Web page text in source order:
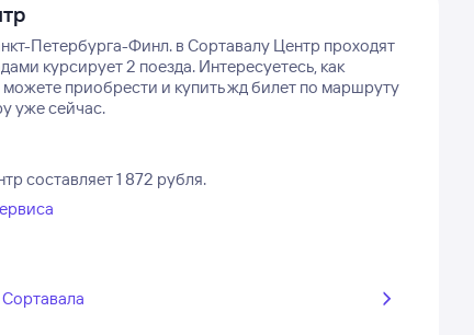
Петербурга-Финл. в Сортавалу Центр проходят
курсирует 2 поезда. Интересуетесь, как
приобрести и купить жд билет по маршруту
уже сейчас.
составляет 1 872 рубля.